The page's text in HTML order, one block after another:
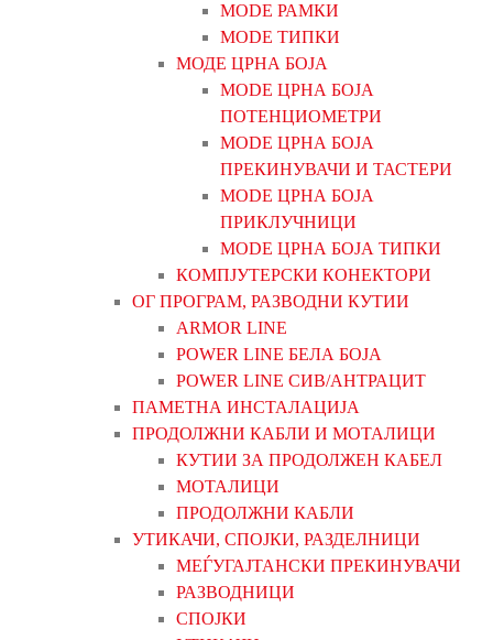
MODE РАМКИ
MODE ТИПКИ
МОДЕ ЦРНА БОЈА
MODE ЦРНА БОЈА
ПОТЕНЦИОМЕТРИ
MODE ЦРНА БОЈА
ПРЕКИНУВАЧИ И ТАСТЕРИ
MODE ЦРНА БОЈА
ПРИКЛУЧНИЦИ
MODE ЦРНА БОЈА ТИПКИ
КОМПЈУТЕРСКИ КОНЕКТОРИ
ОГ ПРОГРАМ, РАЗВОДНИ КУТИИ
ARMOR LINE
POWER LINE БЕЛА БОЈА
POWER LINE СИВ/АНТРАЦИТ
ПАМЕТНА ИНСТАЛАЦИЈА
ПРОДОЛЖНИ КАБЛИ И МОТАЛИЦИ
КУТИИ ЗА ПРОДОЛЖЕН КАБЕЛ
МОТАЛИЦИ
ПРОДОЛЖНИ КАБЛИ
УТИКАЧИ, СПОЈКИ, РАЗДЕЛНИЦИ
МЕЃУГАЈТАНСКИ ПРЕКИНУВАЧИ
РАЗВОДНИЦИ
СПОЈКИ